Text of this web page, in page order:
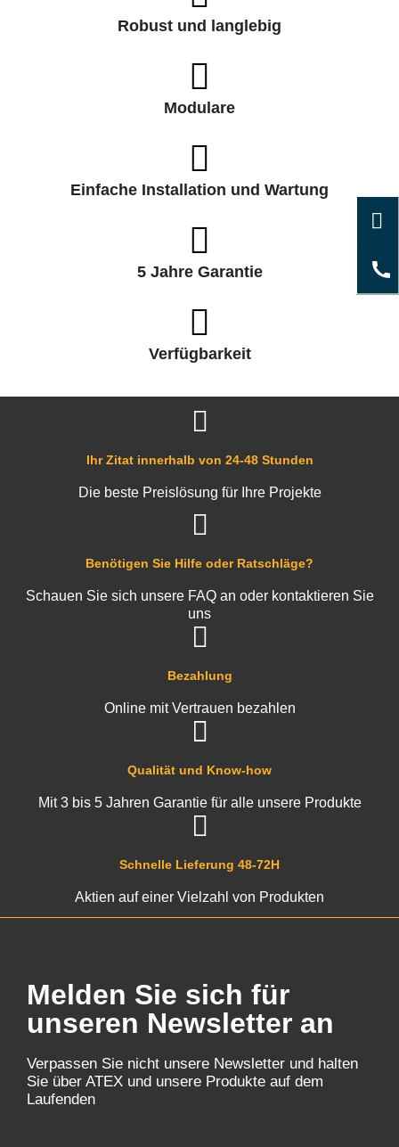
Robust und langlebig
Modulare
Einfache Installation und Wartung
5 Jahre Garantie
Verfügbarkeit
Schnelle Lieferung 48-72H
Aktien auf einer Vielzahl von Produkten
Qualität und Know-how
Mit 3 bis 5 Jahren Garantie für alle unsere Produkte
Bezahlung
Online mit Vertrauen bezahlen
Benötigen Sie Hilfe oder Ratschläge?
Schauen Sie sich unsere FAQ an oder kontaktieren Sie
uns
Ihr Zitat innerhalb von 24-48 Stunden
Die beste Preislösung für Ihre Projekte
Melden Sie sich für
unseren Newsletter an
Verpassen Sie nicht unsere Newsletter und halten
Sie über ATEX und unsere Produkte auf dem
Laufenden